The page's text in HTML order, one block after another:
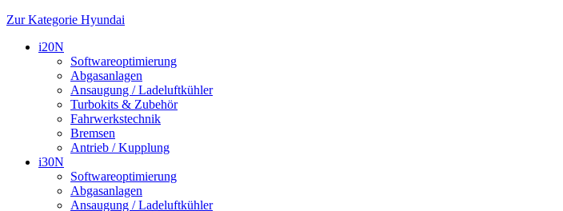
Zur Kategorie Hyundai
i20N
Softwareoptimierung
Abgasanlagen
Ansaugung / Ladeluftkühler
Turbokits & Zubehör
Fahrwerkstechnik
Bremsen
Antrieb / Kupplung
i30N
Softwareoptimierung
Abgasanlagen
Ansaugung / Ladeluftkühler